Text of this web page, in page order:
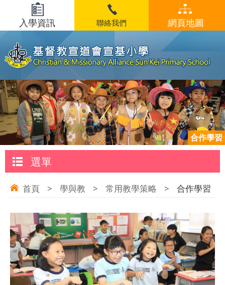
入學資訊 聯絡我們 網頁地圖
合作學習
選單
首頁 > 學與教 > 常用教學策略 > 合作學習